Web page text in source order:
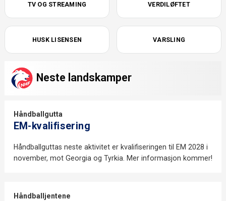
TV OG STREAMING VERDILØFTET
HUSK LISENSEN VARSLING
Neste landskamper
Håndballgutta
EM-kvalifisering
Håndballguttas neste aktivitet er kvalifiseringen til EM 2028 i
november, mot Georgia og Tyrkia. Mer informasjon kommer!
Håndballjentene